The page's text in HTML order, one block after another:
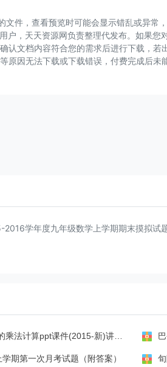
文件，查看预览时可能会显示错乱或异常
户，天天资源网负责整理代发布。如果您
认文档内容符合您的需求后进行下载，若
原因无法下载或下载错误，付费完成后未
学年度九年级数学上学期期末摸拟试
计算ppt课件(2015-新)讲课教案
期第一次月考试题（附答案）